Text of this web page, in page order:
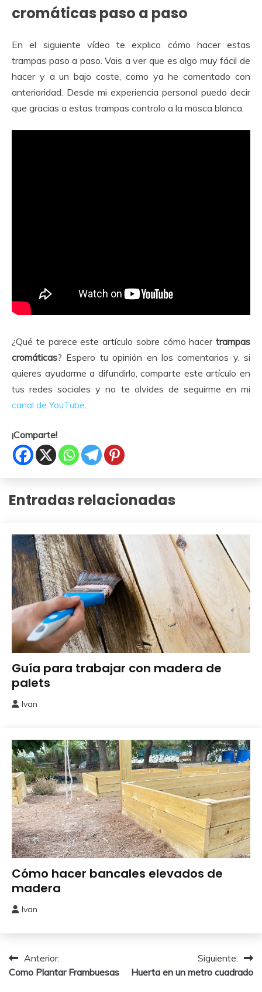
cromáticas paso a paso
En el siguiente vídeo te explico cómo hacer estas
trampas paso a paso. Vais a ver que es algo muy fácil de
hacer y a un bajo coste, como ya he comentado con
anterioridad. Desde mi experiencia personal puedo decir
que gracias a estas trampas controlo a la mosca blanca.
¿Qué te parece este artículo sobre cómo hacertrampas
cromáticas? Espero tu opinión en los comentarios y, si
quieres ayudarme a difundirlo, comparte este artículo en
tus redes sociales y no te olvides de seguirme en mi
canal de YouTube.
¡Comparte!
Entradas relacionadas
Bricolaje
Guía para trabajar con madera de
palets
2026
Ivan
Bricolaje
Cómo hacer bancales elevados de
madera
septiembre,
Ivan
Navegación
de
Anterior:
Como Plantar Frambuesas
Siguiente:
Huerta en un metro cuadrado